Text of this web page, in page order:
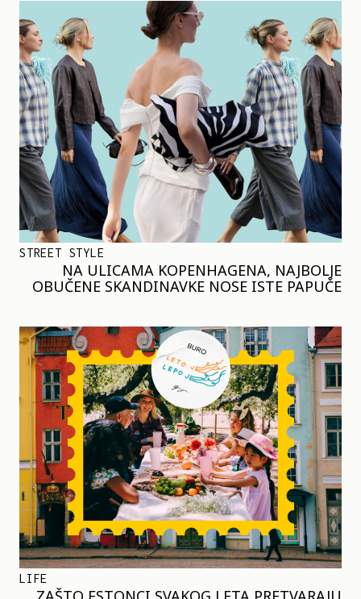
STREET STYLE
NA ULICAMA KOPENHAGENA, NAJBOLJE
OBUČENE SKANDINAVKE NOSE ISTE PAPUČE
LIFE